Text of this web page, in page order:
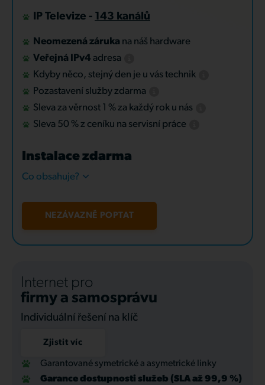
IP Televize - 143 kanálů
Neomezená záruka na náš hardware
Veřejná IPv4 adresa
Kdyby něco, stejný den je u vás technik
Pozastavení služby zdarma
Sleva za věrnost 1 % za každý rok u nás
Sleva 50 % z ceníku na servisní práce
Instalace zdarma
Co obsahuje?
NEZÁVAZNĚ POPTAT
Internet pro
firmy a samosprávu
Individuální řešení na klíč
Zjistit víc
Garantované symetrické a asymetrické linky
Garance dostupnosti služeb (SLA až 99,9 %)